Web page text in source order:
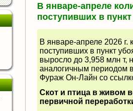
В январе-апреле
поступивших в
В январе-апреле 2026 г.
поступивших в пункт
выросло до 3,958 млн т,
аналогичным периодом
Фураж Он-Лайн со
Скот и птица в живом
первичной